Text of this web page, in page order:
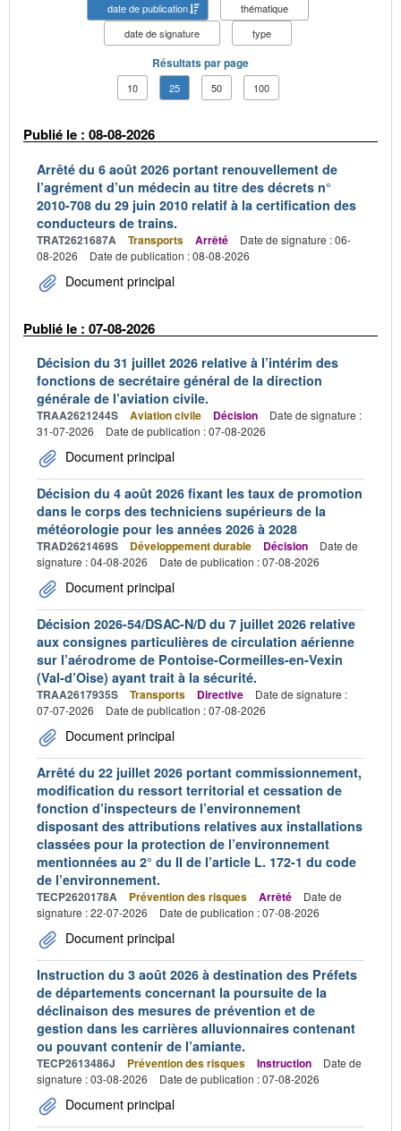
date de publication
thématique
date de signature
type
Résultats par page
10 25 50 100
Publié le : 08-08-2026
Arrêté du 6 août 2026 portant renouvellement de
l’agrément d’un médecin au titre des décrets n°
2010-708 du 29 juin 2010 relatif à la certification des
conducteurs de trains.
TRAT2621687A Transports Arrêté
Date de signature : 06-
08-2026
Date de publication : 08-08-2026
Document principal
Publié le : 07-08-2026
Décision du 31 juillet 2026 relative à l’intérim des
fonctions de secrétaire général de la direction
générale de l’aviation civile.
TRAA2621244S Aviation civile Décision
Date de signature :
31-07-2026
Date de publication : 07-08-2026
Document principal
Décision du 4 août 2026 fixant les taux de promotion
dans le corps des techniciens supérieurs de la
météorologie pour les années 2026 à 2028
TRAD2621469S Développement durable Décision
Date de
signature : 04-08-2026
Date de publication : 07-08-2026
Document principal
Décision 2026-54/DSAC-N/D du 7 juillet 2026 relative
aux consignes particulières de circulation aérienne
sur l’aérodrome de Pontoise-Cormeilles-en-Vexin
(Val-d’Oise) ayant trait à la sécurité.
TRAA2617935S Transports Directive
Date de signature :
07-07-2026
Date de publication : 07-08-2026
Document principal
Arrêté du 22 juillet 2026 portant commissionnement,
modification du ressort territorial et cessation de
fonction d’inspecteurs de l’environnement
disposant des attributions relatives aux installations
classées pour la protection de l’environnement
mentionnées au 2° du II de l’article L. 172-1 du code
de l’environnement.
TECP2620178A Prévention des risques Arrêté
Date de
signature : 22-07-2026
Date de publication : 07-08-2026
Document principal
Instruction du 3 août 2026 à destination des Préfets
de départements concernant la poursuite de la
déclinaison des mesures de prévention et de
gestion dans les carrières alluvionnaires contenant
ou pouvant contenir de l’amiante.
TECP2613486J Prévention des risques Instruction
Date de
signature : 03-08-2026
Date de publication : 07-08-2026
Document principal